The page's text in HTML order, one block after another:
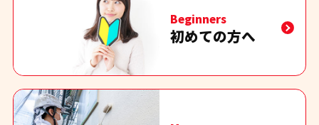
Beginners
初めての方へ